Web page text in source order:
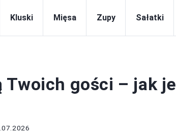
Kluski Mięsa Zupy Sałatki
gości – jak je